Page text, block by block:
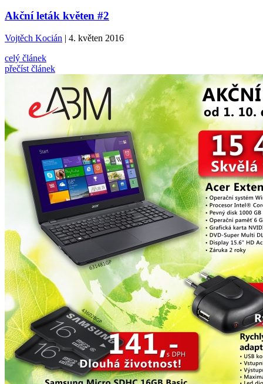
Akční leták květen #2
Vojtěch Kocián | 4. květen 2016
celý článek
přečíst článek